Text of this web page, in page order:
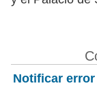
Notificar error